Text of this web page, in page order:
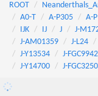
ROOT
A0-T
A-P305 A-
IJK
IJ J J-
J-AM01359
J-L24
J-Y13534
J-FGC9942
J-Y14700
J-